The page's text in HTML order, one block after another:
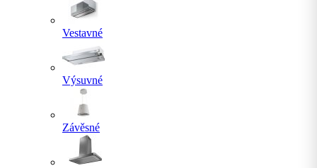
Vestavné
Výsuvné
Závěsné